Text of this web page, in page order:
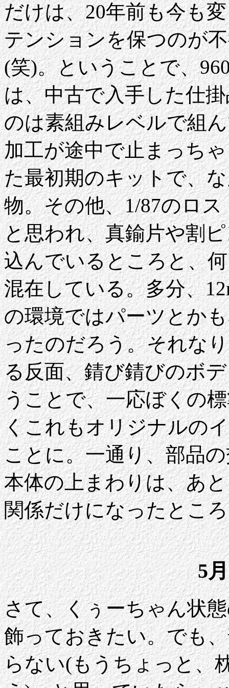
だけは、20年前も今も
テンションを保つのが
(笑)。ということで、
は、中古で入手した仕
のは素組みレベルで組
加工が途中で止まっち
た最初期のキットで、
物。その他、1/87のロ
と思われ、真鍮片や割
込んでいるところと、
混在している。多分、
の環境ではパーツとか
ったのだろう。それな
る反面、錆び錆びのボ
うことで、一応ぼくの
くこれもオリジナルの
ことに。一通り、部品
本体の上まわりは、あ
関係だけになったとこ
5
さて、くぅーちゃん状
飾っておきたい。でも
らない(もうちょっと、